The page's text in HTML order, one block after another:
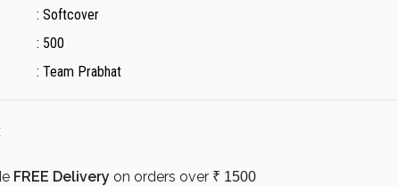
: Softcover
: 500
: Team Prabhat
FREE Delivery on orders over ₹ 1500